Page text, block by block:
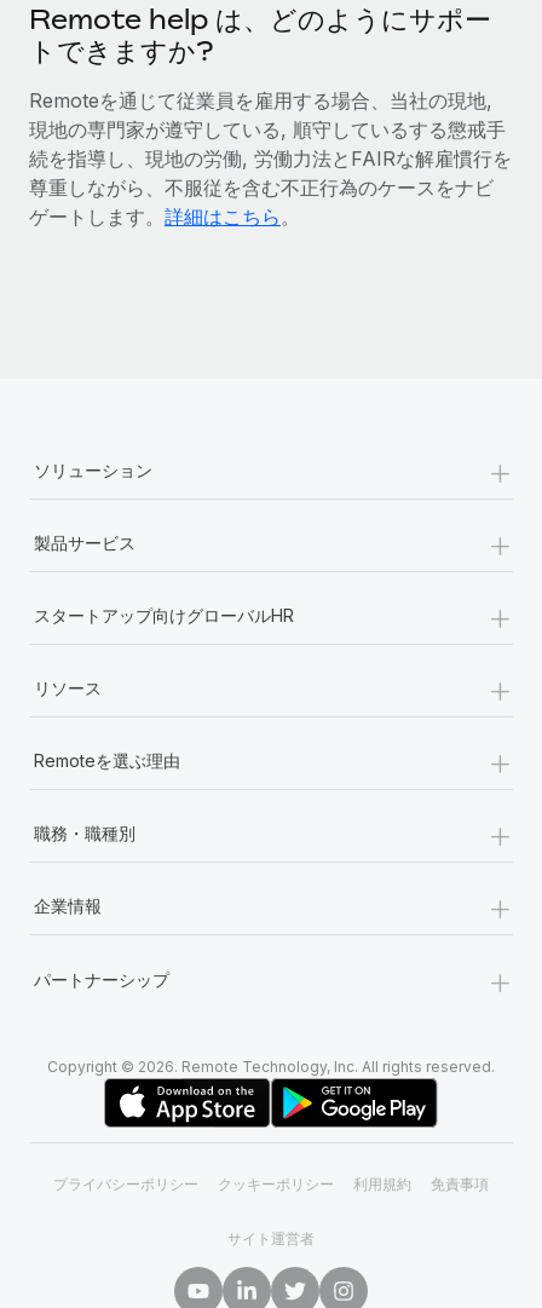
詳細を見る
給与詐欺：種類、事例、ビジネスを守る方法
給与, 賃金は詐欺の特に魅力的な標的です。多額の資金がシステ
ム間で頻繁に移動しているためです。このため、自社のビジネス
を保護することは極めて重要です。...
Remote help は、どのようにサポー
トできますか?
Remoteを通じて従業員を雇用する場合、当社の現地,
現地の専門家が遵守している, 順守しているする懲戒手
続を指導し、現地の労働, 労働力法とFAIRな解雇慣行を
尊重しながら、不服従を含む不正行為のケースをナビ
ゲートします。 詳細はこちら。
ソリューション +
製品サービス +
スタートアップ向けグローバルHR +
リソース +
Remoteを選ぶ理由 +
職務・職種別 +
企業情報 +
パートナーシップ +
Copyright © 2026. Remote Technology, Inc. All rights reserved.
プライバシーポリシー クッキーポリシー 利用規約 免責事項
サイト運営者